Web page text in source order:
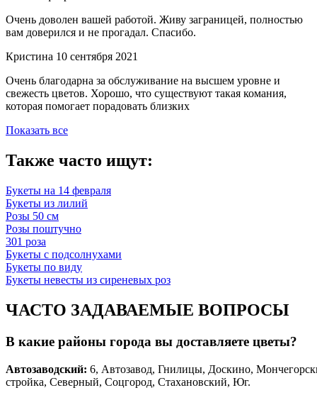
Очень доволен вашей работой. Живу заграницей, полностью
вам доверился и не прогадал. Спасибо.
Кристина 10 сентября 2021
Очень благодарна за обслуживание на высшем уровне и
свежесть цветов. Хорошо, что существуют такая комания,
которая помогает порадовать близких
Показать все
Также часто ищут:
Букеты на 14 февраля
Букеты из лилий
Розы 50 см
Розы поштучно
301 роза
Букеты с подсолнухами
Букеты по виду
Букеты невесты из сиреневых роз
ЧАСТО ЗАДАВАЕМЫЕ ВОПРОСЫ
В какие районы города вы доставляете цветы?
Автозаводский: 6, Автозавод, Гнилицы, Доскино,
стройка, Северный, Соцгород, Стахановский, Юг.